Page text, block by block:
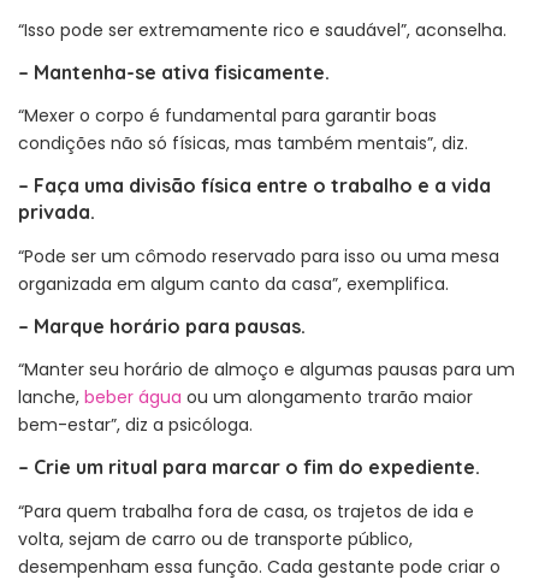
“Isso pode ser extremamente rico e saudável”, aconselha.
– Mantenha-se ativa fisicamente.
“Mexer o corpo é fundamental para garantir boas
condições não só físicas, mas também mentais”, diz.
– Faça uma divisão física entre o trabalho e a vida
privada.
“Pode ser um cômodo reservado para isso ou uma mesa
organizada em algum canto da casa”, exemplifica.
– Marque horário para pausas.
“Manter seu horário de almoço e algumas pausas para um
lanche, beber água ou um alongamento trarão maior
bem-estar”, diz a psicóloga.
– Crie um ritual para marcar o fim do expediente.
“Para quem trabalha fora de casa, os trajetos de ida e
volta, sejam de carro ou de transporte público,
desempenham essa função. Cada gestante pode criar o